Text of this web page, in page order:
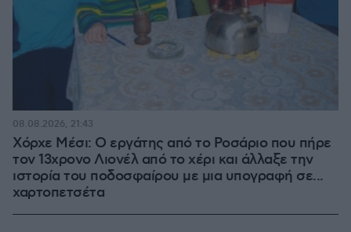
Χόρχε Μέσι: Ο εργάτης από το Ροσάριο που πήρε
τον 13χρονο Λιονέλ από το χέρι και άλλαξε την
ιστορία του ποδοσφαίρου με μια υπογραφή σε...
χαρτοπετσέτα
08.08.2026, 21:43